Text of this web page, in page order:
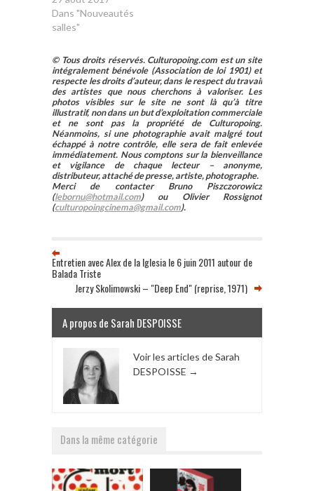
Dans "Nouveautés
salles"
© Tous droits réservés. Culturopoing.com est un site
intégralement bénévole (Association de loi 1901) et
respecte les droits d’auteur, dans le respect du travail
des artistes que nous cherchons à valoriser. Les
photos visibles sur le site ne sont là qu’à titre
illustratif, non dans un but d’exploitation commerciale
et ne sont pas la propriété de Culturopoing.
Néanmoins, si une photographie avait malgré tout
échappé à notre contrôle, elle sera de fait enlevée
immédiatement. Nous comptons sur la bienveillance
et vigilance de chaque lecteur – anonyme,
distributeur, attaché de presse, artiste, photographe.
Merci de contacter Bruno Piszczorowicz
(lebornu@hotmail.com) ou Olivier Rossignot
(culturopoingcinema@gmail.com).
Entretien avec Alex de la Iglesia le 6 juin 2011 autour de
Balada Triste
Jerzy Skolimowski – "Deep End" (reprise, 1971)
A propos de Sarah DESPOISSE
Voir les articles de Sarah
DESPOISSE →
Dans la même catégorie